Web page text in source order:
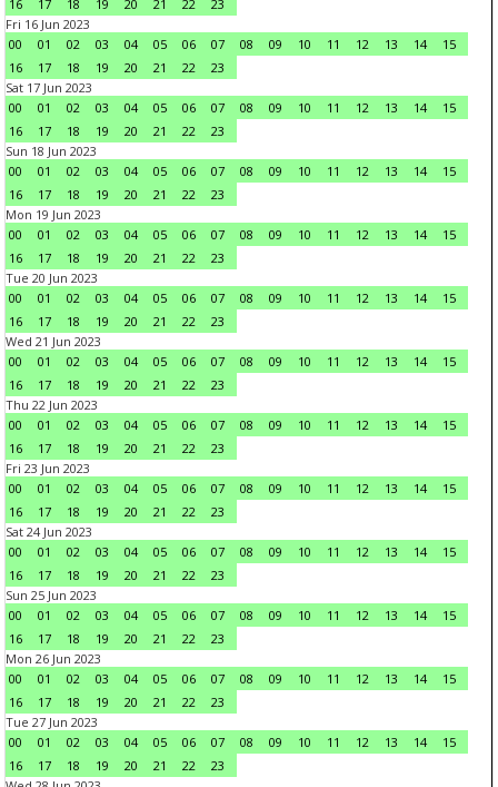
16
17 18 19 20 21 22
23
Fri 16 Jun 2023
00
01 02 03 04 05 06 07 08 09 10 11 12 13 14
15
16
17 18 19 20 21 22
23
Sat 17 Jun 2023
00
01 02 03 04 05 06 07 08 09 10 11 12 13 14
15
16
17 18 19 20 21 22
23
Sun 18 Jun 2023
00
01 02 03 04 05 06 07 08 09 10 11 12 13 14
15
16
17 18 19 20 21 22
23
Mon 19 Jun 2023
00
01 02 03 04 05 06 07 08 09 10 11 12 13 14
15
16
17 18 19 20 21 22
23
Tue 20 Jun 2023
00
01 02 03 04 05 06 07 08 09 10 11 12 13 14
15
16
17 18 19 20 21 22
23
Wed 21 Jun 2023
00
01 02 03 04 05 06 07 08 09 10 11 12 13 14
15
16
17 18 19 20 21 22
23
Thu 22 Jun 2023
00
01 02 03 04 05 06 07 08 09 10 11 12 13 14
15
16
17 18 19 20 21 22
23
Fri 23 Jun 2023
00
01 02 03 04 05 06 07 08 09 10 11 12 13 14
15
16
17 18 19 20 21 22
23
Sat 24 Jun 2023
00
01 02 03 04 05 06 07 08 09 10 11 12 13 14
15
16
17 18 19 20 21 22
23
Sun 25 Jun 2023
00
01 02 03 04 05 06 07 08 09 10 11 12 13 14
15
16
17 18 19 20 21 22
23
Mon 26 Jun 2023
00
01 02 03 04 05 06 07 08 09 10 11 12 13 14
15
16
17 18 19 20 21 22
23
Tue 27 Jun 2023
00
01 02 03 04 05 06 07 08 09 10 11 12 13 14
15
16
17 18 19 20 21 22
23